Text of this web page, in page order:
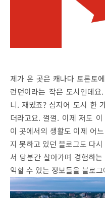
제가 온 곳은 캐나다 토론토
런던이라는 작은 도시인데
니. 재밌죠? 심지어 도시 한
더라고요. 껄껄. 이제 저도
이 곳에서의 생활도 이제 어
지 못하고 있던 블로그도 다
서 당분간 살아가며 경험하
익할 수 있는 정보들을 블로